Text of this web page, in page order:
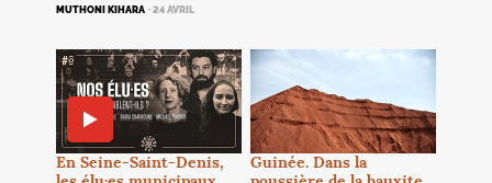
MUTHONI KIHARA · 24 AVRIL
En Seine-Saint-Denis,
Guinée. Dans la